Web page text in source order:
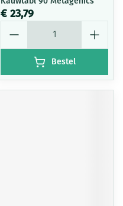
€ 23,79
Bestel